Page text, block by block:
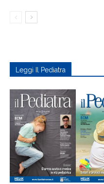
Leggi Il Pediatra